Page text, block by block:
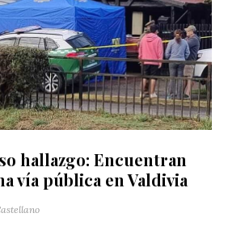
hallazgo: Encuentran
vía pública en Valdivia